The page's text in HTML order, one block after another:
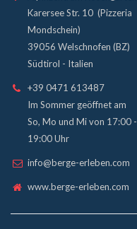
Karersee Str. 10 (Pizzeria
Mondschein)
39056 Welschnofen (BZ)
Südtirol - Italien
+39 0471 613487
Im Sommer geöffnet am
So, Mo und Mi von 17:00 -
19:00 Uhr
info@berge-erleben.com
www.berge-erleben.com